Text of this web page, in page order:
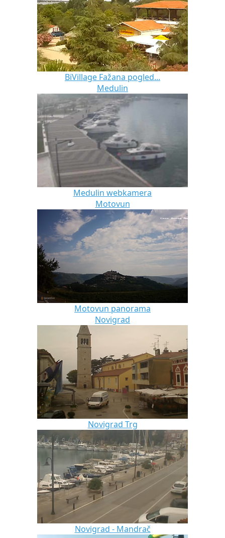
BiVillage Fažana pogled...
Medulin
Medulin webkamera
Motovun
Motovun panorama
Novigrad
Novigrad Trg
Novigrad - Mandrač